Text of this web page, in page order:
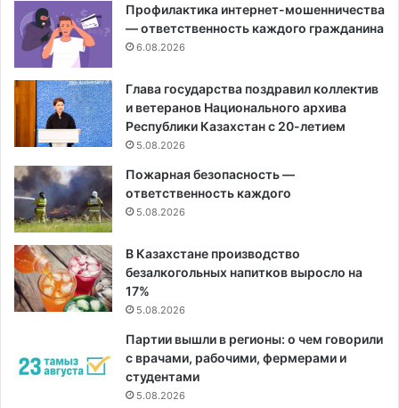
Профилактика интернет-мошенничества
— ответственность каждого гражданина
6.08.2026
Глава государства поздравил коллектив
и ветеранов Национального архива
Республики Казахстан с 20-летием
5.08.2026
Пожарная безопасность —
ответственность каждого
5.08.2026
В Казахстане производство
безалкогольных напитков выросло на
17%
5.08.2026
Партии вышли в регионы: о чем говорили
с врачами, рабочими, фермерами и
студентами
5.08.2026